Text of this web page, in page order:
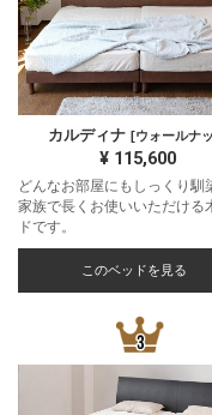
カルディナ [ウォールナ
¥ 115,600
どんなお部屋にもしっくり馴
家族で長くお使いいただける
ドです。
このベッドを見る